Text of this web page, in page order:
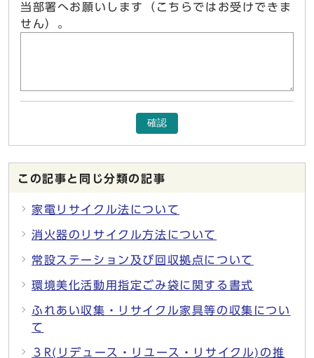
当部署へお願いします（こちらではお受けできま
せん）。
確認
この記事と同じ分類の記事
家電リサイクル法について
消火器のリサイクル方法について
常設ステーション及び回収拠点について
環境美化活動用指定ごみ袋に関する書式
ふれあい収集・リサイクル家具等の収集につい
て
３R(リデュース・リユース・リサイクル)の推